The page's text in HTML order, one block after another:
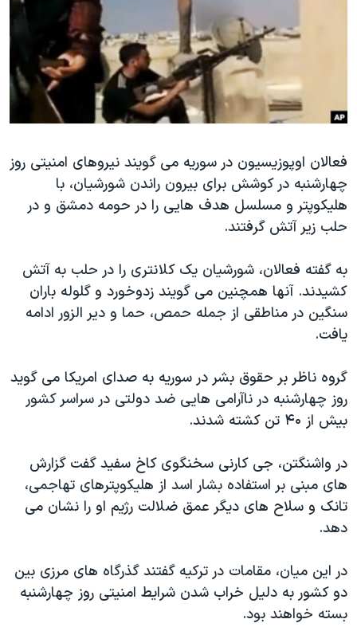
حقوق شهروندی
علم و فناوری
گالری عکس
آرشیو پخش زنده
انتخابات ریاست جمهوری آمریکا ۲۰۲۴
حمله جمهوری اسلامی به اسرائیل
رمز مهسا
اعتراضات زن، زندگی، آزادی
مجموعه مستندهای دادخواهی
تریبونال مردمی آبان ۹۸
چهل سال گروگان‌گیری
قانون شفافیت دارائی کادر رهبری ایران
اعتراضات مردمی آبان ۹۸
نرگس محمدی برنده جایزه نوبل صلح
همایش محافظه‌کاران آمریکا «سی‌پک»
سفر پرزیدنت ترامپ به چین
زبانهای مختلف
فعالان اوپوزیسیون در سوریه می گویند نیروهای امنیتی روز
چهارشنبه در کوشش برای بیرون راندن شورشیان، با
هلیکوپتر و مسلسل هدف هایی را در حومه دمشق و در
حلب زیر آتش گرفتند.
به گفته فعالان، شورشیان یک کلانتری را در حلب به آتش
کشیدند. آنها همچنین می گویند زدوخورد و گلوله باران
سنگین در مناطقی از جمله حمص، حما و دیر الزور ادامه
یافت.
گروه ناظر بر حقوق بشر در سوریه به صدای امریکا می گوید
روز چهارشنبه در ناآرامی هایی ضد دولتی در سراسر کشور
بیش از ۴۰ تن کشته شدند.
در واشنگتن، جی کارنی سخنگوی کاخ سفید گفت گزارش
های مبنی بر استفاده بشار اسد از هلیکوپترهای تهاجمی،
تانک و سلاح های دیگر عمق ضلالت رژیم او را نشان می
دهد.
در این میان، مقامات در ترکیه گفتند گذرگاه های مرزی بین
دو کشور به دلیل خراب شدن شرایط امنیتی روز چهارشنبه
بسته خواهند بود.